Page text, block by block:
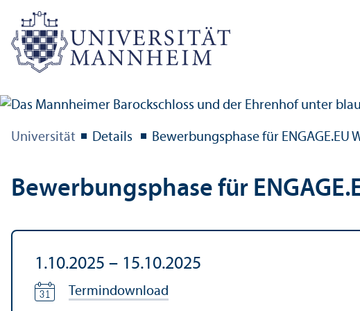
Universität Details Bewerbungs­phase für ENGAGE.EU
Bewerbungs­phase für
1.10.2025 – 15.10.2025
Termindownload